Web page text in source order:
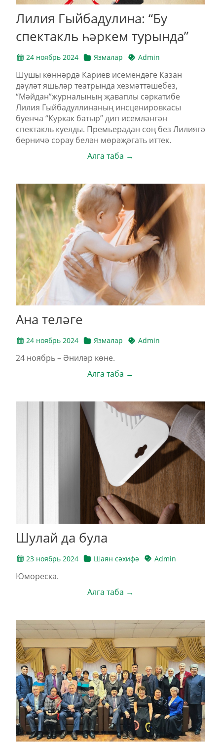
Лилия Гыйбадулина: “Бу
спектакль һәркем турында”
24 ноябрь 2024 Язмалар Admin
Шушы көннәрдә Кариев исемендәге Казан
дәүләт яшьләр театрында хезмәттәшебез,
“Мәйдан”журналының җаваплы сәркатибе
Лилия Гыйбадуллинаның инсценировкасы
буенча “Куркак батыр” дип исемләнгән
спектакль куелды. Премьерадан соң без Лилиягә
берничә сорау белән мөрәҗәгать иттек.
Алга таба →
Ана теләге
24 ноябрь 2024 Язмалар Admin
24 ноябрь – Әниләр көне.
Алга таба →
Шулай да була
23 ноябрь 2024 Шаян сәхифә Admin
Юмореска.
Алга таба →